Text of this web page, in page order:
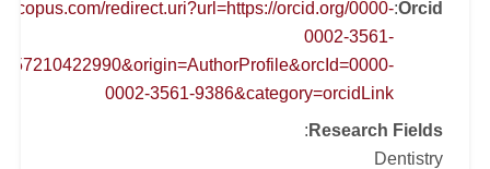
Orcid
:
redirect.uri?url=https://orcid.org/0000-
0002-3561-
0002-3561-9386&category=orcidLink
Research Fields
:
Dentistry